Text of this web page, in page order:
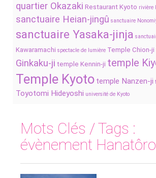
quartier Okazaki Restaurant Kyoto rivière
sanctuaire Heian-jingû sanctuaire
sanctuaire Yasaka-jinja
Kawaramachi spectacle de lumière Temple Chion-ji
Ginkaku-ji temple Kennin-ji temple
Temple Kyoto temple Nanzen-ji
Toyotomi Hideyoshi université de Kyoto
Mots Clés / Tags :
évènement Hanatôro